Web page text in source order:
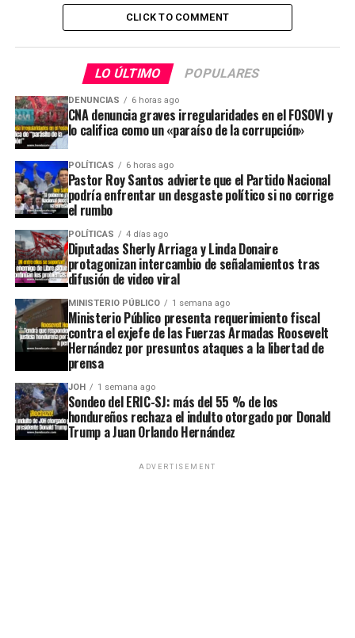
CLICK TO COMMENT
LO ÚLTIMO POPULARES
DENUNCIAS 6 horas ago
CNA denuncia graves irregularidades en el FOSOVI y
lo califica como un «paraíso de la corrupción»
POLÍTICAS 6 horas ago
Pastor Roy Santos advierte que el Partido Nacional
podría enfrentar un desgaste político si no corrige
el rumbo
POLÍTICAS 4 días ago
Diputadas Sherly Arriaga y Linda Donaire
protagonizan intercambio de señalamientos tras
difusión de video viral
MINISTERIO PÚBLICO 1 semana ago
Ministerio Público presenta requerimiento fiscal
contra el exjefe de las Fuerzas Armadas Roosevelt
Hernández por presuntos ataques a la libertad de
prensa
JOH 1 semana ago
Sondeo del ERIC-SJ: más del 55 % de los
hondureños rechaza el indulto otorgado por Donald
Trump a Juan Orlando Hernández
ADVERTISEMENT